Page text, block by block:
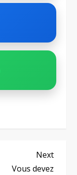
Next
Post
Next
Vous devez